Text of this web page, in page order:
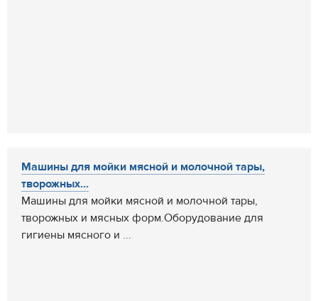
Машины для мойки мясной и молочной тары,
творожных...
Машины для мойки мясной и молочной тары,
творожных и мясных форм.Оборудование для
гигиены мясного и ...